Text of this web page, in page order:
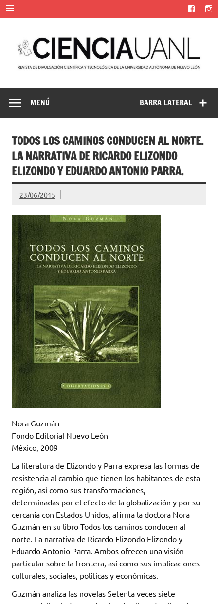
Saltar
contenido
Universidad Autónoma de Nuevo León
BARRA LATERAL
MENÚ
TODOS LOS CAMINOS CONDUCEN AL NORTE.
LA NARRATIVA DE RICARDO ELIZONDO
ELIZONDO Y EDUARDO ANTONIO PARRA.
23/06/2015
Nora Guzmán
Fondo Editorial Nuevo León
México, 2009
La literatura de Elizondo y Parra expresa las formas de
resistencia al cambio que tienen los habitantes de esta
región, así como sus transformaciones,
determinadas por el efecto de la globalización y por su
cercanía con Estados Unidos, afirma la doctora Nora
Guzmán en su libro Todos los caminos conducen al
norte. La narrativa de Ricardo Elizondo Elizondo y
Eduardo Antonio Parra. Ambos ofrecen una visión
particular sobre la frontera, así como sus implicaciones
culturales, sociales, políticas y económicas.
Guzmán analiza las novelas Setenta veces siete